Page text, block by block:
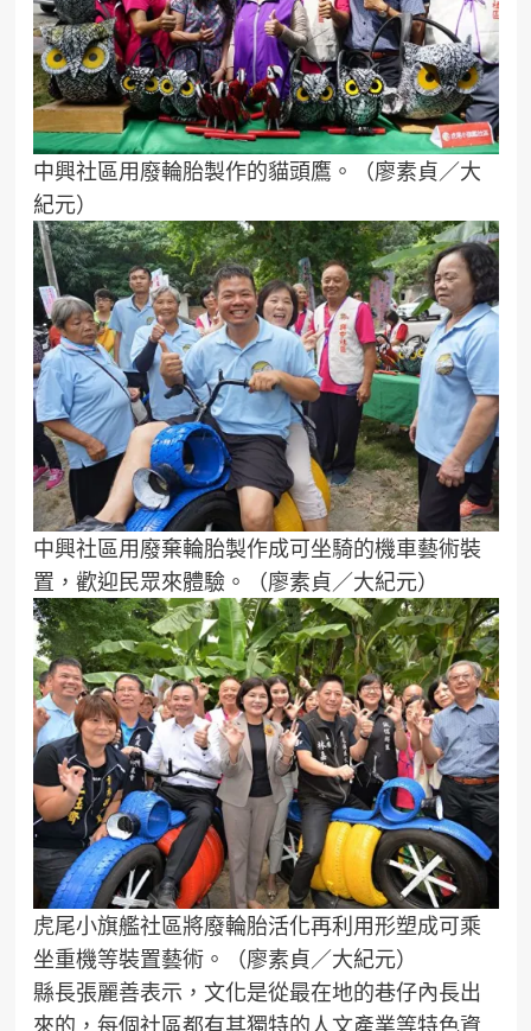
中興社區用廢輪胎製作的貓頭鷹。（廖素貞／大
紀元）
中興社區用廢棄輪胎製作成可坐騎的機車藝術裝
置，歡迎民眾來體驗。（廖素貞／大紀元）
虎尾小旗艦社區將廢輪胎活化再利用形塑成可乘
坐重機等裝置藝術。（廖素貞／大紀元）
縣長張麗善表示，文化是從最在地的巷仔內長出
來的，每個社區都有其獨特的人文產業等特色資